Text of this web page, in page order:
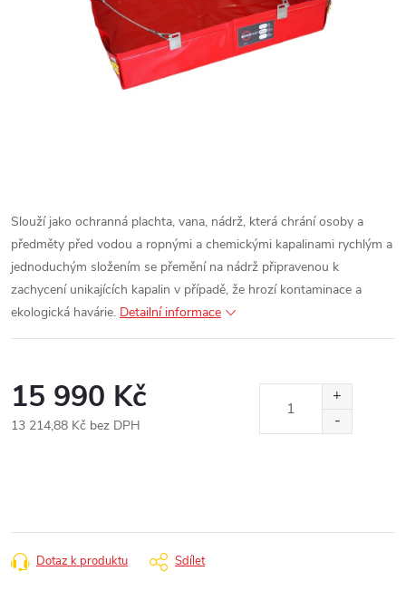
Slouží jako ochranná plachta, vana, nádrž, která chrání osoby a
předměty před vodou a ropnými a chemickými kapalinami rychlým a
jednoduchým složením se přemění na nádrž připravenou k
zachycení unikajících kapalin v případě, že hrozí kontaminace a
ekologická havárie. Detailní informace
15 990 Kč
13 214,88 Kč bez DPH
Dotaz k produktu Sdílet